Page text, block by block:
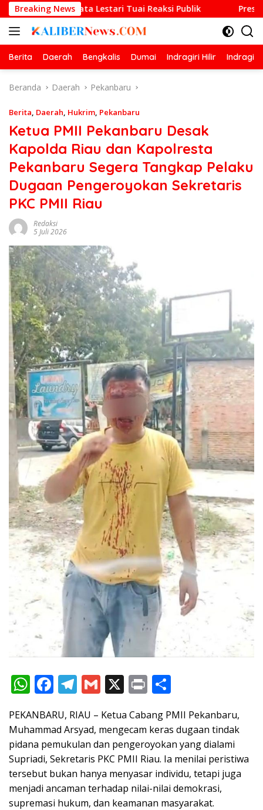
Langsung
ke
konten
Breaking News
Lestari Tuai Reaksi Publik Prestasi Gemilang
Berita Daerah Bengkalis Dumai Indragiri Hilir Indragiri
Beranda Daerah Pekanbaru
Berita, Daerah, Hukrim, Pekanbaru
Ketua PMII Pekanbaru Desak
Kapolda Riau dan Kapolresta
Pekanbaru Segera Tangkap Pelaku
Dugaan Pengeroyokan Sekretaris
PKC PMII Riau
Redaksi
5 Juli 2026
W
at
s
A
p
p
F
e
b
o
o
k
T
e
gr
a
m
G
ai
l
X Pr
t ar
e
PEKANBARU, RIAU – Ketua Cabang PMII Pekanbaru,
Muhammad Arsyad, mengecam keras dugaan tindak
pidana pemukulan dan pengeroyokan yang dialami
Supriadi, Sekretaris PKC PMII Riau. Ia menilai peristiwa
tersebut bukan hanya menyasar individu, tetapi juga
menjadi ancaman terhadap nilai-nilai demokrasi,
supremasi hukum, dan keamanan masyarakat.